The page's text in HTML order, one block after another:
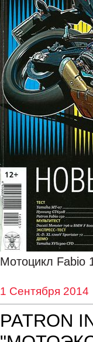
Мотоцикл
1 Сентября 2014
PATRON